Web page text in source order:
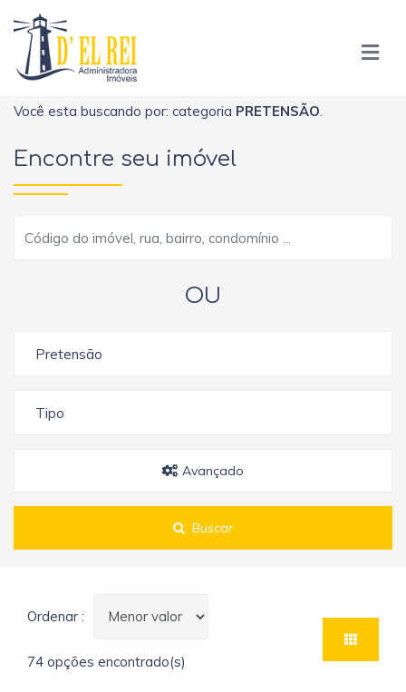
Você esta buscando por: categoria PRETENSÃO
Encontre seu imóvel
OU
Pretensão
Tipo
Avançado
Buscar
Ordenar :
74 opções encontrado(s)